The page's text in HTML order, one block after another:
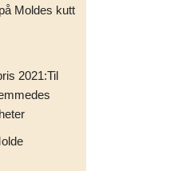
Moldes kutt
2021:Til